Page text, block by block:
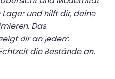
Lager und hilft dir, deine
Das
dir an jedem
die Bestände an.